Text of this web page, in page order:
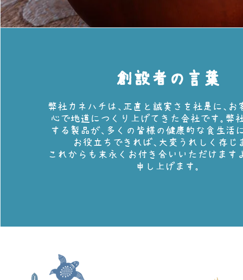
創設者の言葉
弊社カネハチは、正直と誠実さを社是に、お
心で地道につくり上げてきた会社です。弊
する製品が、多くの皆様の健康的な食生活
お役立ちできれば、大変うれしく存じ
これからも末永くお付き合いいただけます
申し上げます。